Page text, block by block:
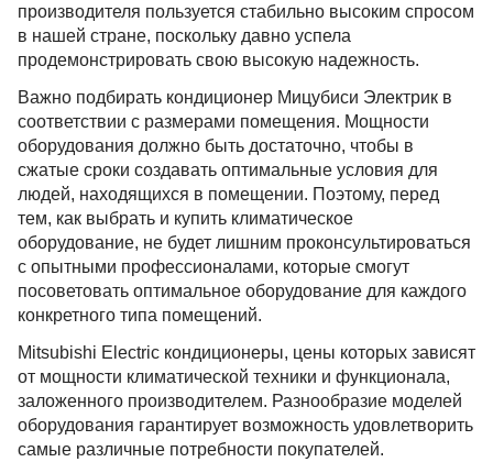
производителя пользуется стабильно высоким спросом
в нашей стране, поскольку давно успела
продемонстрировать свою высокую надежность.
Важно подбирать кондиционер Мицубиси Электрик в
соответствии с размерами помещения. Мощности
оборудования должно быть достаточно, чтобы в
сжатые сроки создавать оптимальные условия для
людей, находящихся в помещении. Поэтому, перед
тем, как выбрать и купить климатическое
оборудование, не будет лишним проконсультироваться
с опытными профессионалами, которые смогут
посоветовать оптимальное оборудование для каждого
конкретного типа помещений.
Mitsubishi Electric кондиционеры, цены которых зависят
от мощности климатической техники и функционала,
заложенного производителем. Разнообразие моделей
оборудования гарантирует возможность удовлетворить
самые различные потребности покупателей.